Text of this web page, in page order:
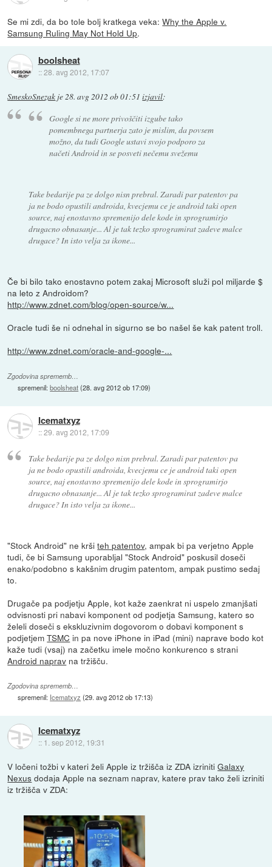
Se mi zdi, da bo tole bolj kratkega veka:Why the Apple v.
Samsung Ruling May Not Hold Up.
boolsheat
::28. avg 2012, 17:07
SmeskoSnezak je28. avg 2012 ob 01:51 izjavil:
Google si ne more privoščiti izgube tako
pomembnega partnerja zato je mislim, da povsem
možno, da tudi Google ustavi svojo podporo za
načeti Android in se posveti nečemu svežemu
Take bedarije pa ze dolgo nisn prebral. Zaradi par patentov pa
ja ne bodo opustili androida, kvecjemu ce je android taki open
source, naj enostavno spremenijo dele kode in sprogramirjo
drugacno obnasanje... Al je tak tezko sprogramirat zadeve malce
drugace? In isto velja za ikone...
Če bi bilo tako enostavno potem zakaj Microsoft služi pol miljarde $
na leto z Androidom?
http://www.zdnet.com/blog/open-source/w...
Oracle tudi še ni odnehal in sigurno se bo našel še kak patent troll.
http://www.zdnet.com/oracle-and-google-...
Zgodovina sprememb…
spremenil:boolsheat(28. avg 2012 ob 17:09)
Icematxyz
::29. avg 2012, 17:09
Take bedarije pa ze dolgo nisn prebral. Zaradi par patentov pa
ja ne bodo opustili androida, kvecjemu ce je android taki open
source, naj enostavno spremenijo dele kode in sprogramirjo
drugacno obnasanje... Al je tak tezko sprogramirat zadeve malce
drugace? In isto velja za ikone...
"Stock Android" ne kršiteh patentov, ampak bi pa verjetno Apple
tudi, če bi Samsung uporabljal "Stock Android" poskusil doseči
enako/podobno s kakšnim drugim patentom, ampak pustimo sedaj
to.
Drugače pa podjetju Apple, kot kaže zaenkrat ni uspelo zmanjšati
odvisnosti pri nabavi komponent od podjetja Samsung, katero so
želeli doseči s ekskluzivnim dogovorom o dobavi komponent s
podjetjemTSMC in pa nove iPhone in iPad (mini) naprave bodo kot
kaže tudi (vsaj) na začetku imele močno konkurenco s strani
Android naprav na tržišču.
Zgodovina sprememb…
spremenil: Icematxyz (29. avg 2012 ob 17:13)
Icematxyz
:: 1. sep 2012, 19:31
V ločeni tožbi v kateri želi Apple iz tržišča iz ZDA izrinitiGalaxy
Nexus dodaja Apple na seznam naprav, katere prav tako želi izriniti
iz tržišča v ZDA: